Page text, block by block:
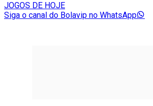
JOGOS DE HOJE
Siga o canal do Bolavip no WhatsApp